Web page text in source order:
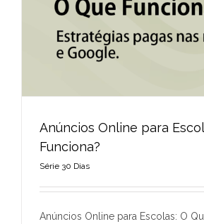
Anúncios Online para
Série 30 Dias
Anúncios Online para
Funciona?
Série 30 Dias
Anúncios Online para Escolas: O